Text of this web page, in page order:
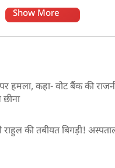
Show More
हमला, कहा- वोट बैंक की
छीना
राहुल की तबीयत बिगड़ी!